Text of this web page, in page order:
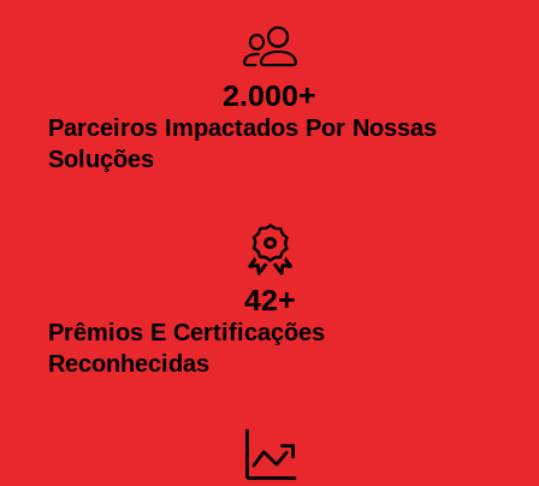
Parceiros Impactados Por Nossas
Soluções
2.000+
Prêmios E Certificações
Reconhecidas
42+